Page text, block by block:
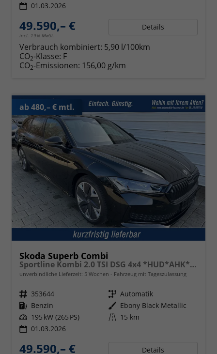
01.03.2026
49.590,– €
incl. 19% MwSt.
Details
Verbrauch kombiniert: 5,90 l/100km
CO2-Klasse: F
CO2-Emissionen: 156,00 g/km
ab 480,– € mtl.
Skoda Superb Combi
Sportline Kombi 2.0 TSI DSG 4x4 *HUD*AHK*Navi*Matrix*AssistenzPlus*NAVI*E-Heck*Keyless
unverbindliche Lieferzeit: 5 Wochen Fahrzeug mit Tageszulassung
Fahrzeugnr. 353644 Getriebe Automatik
Kraftstoff Benzin Außenfarbe Ebony Black Metallic
Leistung 195 kW (265 PS) Kilometerstand 15 km
01.03.2026
49.590,– € Details